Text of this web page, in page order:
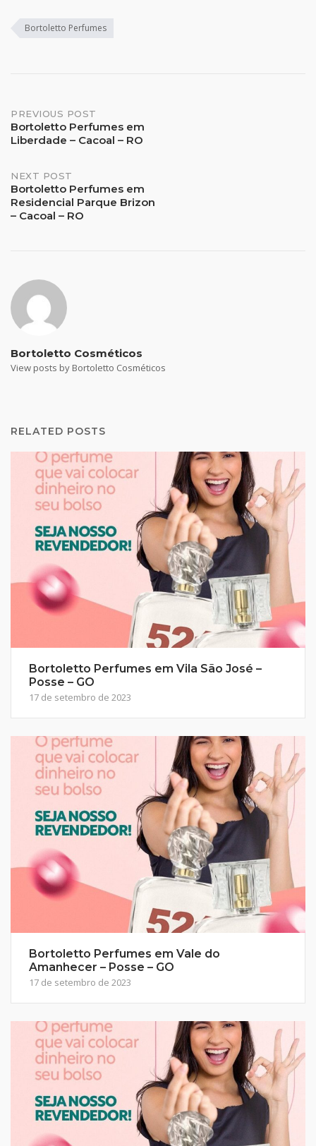
Bortoletto Perfumes
Post
navigation
PREVIOUS POST
Bortoletto Perfumes em
Liberdade – Cacoal – RO
NEXT POST
Bortoletto Perfumes em
Residencial Parque Brizon
– Cacoal – RO
Bortoletto Cosméticos
View posts by Bortoletto Cosméticos
RELATED POSTS
Bortoletto Perfumes em Vila São José –
Posse – GO
17 de setembro de 2023
Bortoletto Perfumes em Vale do
Amanhecer – Posse – GO
17 de setembro de 2023